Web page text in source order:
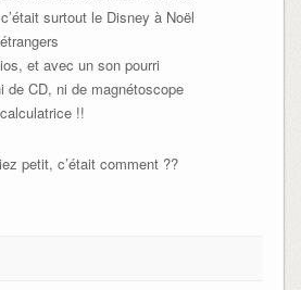
surtout le Disney à Noël
et avec un son pourri
de CD, ni de magnétoscope
!!
petit, c’était comment ??